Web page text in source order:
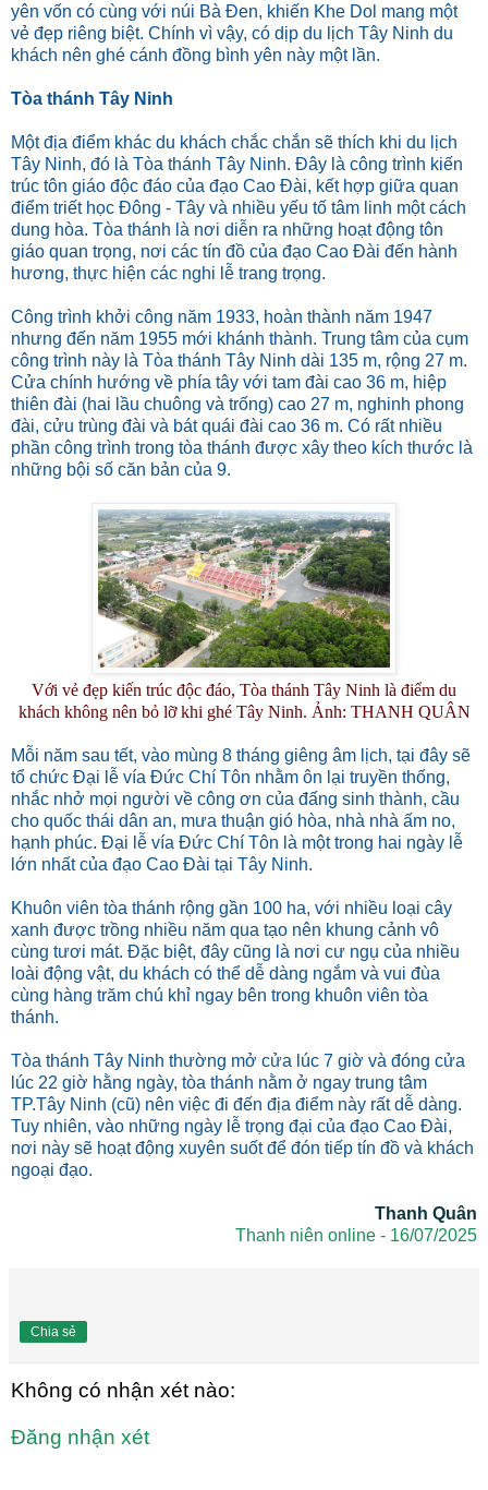
yên vốn có cùng với núi Bà Đen, khiến Khe Dol mang một
vẻ đẹp riêng biệt. Chính vì vậy, có dịp du lịch Tây Ninh du
khách nên ghé cánh đồng bình yên này một lần.
Tòa thánh Tây Ninh
Một địa điểm khác du khách chắc chắn sẽ thích khi du lịch
Tây Ninh, đó là Tòa thánh Tây Ninh. Đây là công trình kiến
trúc tôn giáo độc đáo của đạo Cao Đài, kết hợp giữa quan
điểm triết học Đông - Tây và nhiều yếu tố tâm linh một cách
dung hòa. Tòa thánh là nơi diễn ra những hoạt động tôn
giáo quan trọng, nơi các tín đồ của đạo Cao Đài đến hành
hương, thực hiện các nghi lễ trang trọng.
Công trình khởi công năm 1933, hoàn thành năm 1947
nhưng đến năm 1955 mới khánh thành. Trung tâm của cụm
công trình này là Tòa thánh Tây Ninh dài 135 m, rộng 27 m.
Cửa chính hướng về phía tây với tam đài cao 36 m, hiệp
thiên đài (hai lầu chuông và trống) cao 27 m, nghinh phong
đài, cửu trùng đài và bát quái đài cao 36 m. Có rất nhiều
phần công trình trong tòa thánh được xây theo kích thước là
những bội số căn bản của 9.
Với vẻ đẹp kiến trúc độc đáo, Tòa thánh Tây Ninh là điểm du
khách không nên bỏ lỡ khi ghé Tây Ninh. Ảnh: THANH QUÂN
Mỗi năm sau tết, vào mùng 8 tháng giêng âm lịch, tại đây sẽ
tổ chức Đại lễ vía Đức Chí Tôn nhằm ôn lại truyền thống,
nhắc nhở mọi người về công ơn của đấng sinh thành, cầu
cho quốc thái dân an, mưa thuận gió hòa, nhà nhà ấm no,
hạnh phúc. Đại lễ vía Đức Chí Tôn là một trong hai ngày lễ
lớn nhất của đạo Cao Đài tại Tây Ninh.
Khuôn viên tòa thánh rộng gần 100 ha, với nhiều loại cây
xanh được trồng nhiều năm qua tạo nên khung cảnh vô
cùng tươi mát. Đặc biệt, đây cũng là nơi cư ngụ của nhiều
loài động vật, du khách có thể dễ dàng ngắm và vui đùa
cùng hàng trăm chú khỉ ngay bên trong khuôn viên tòa
thánh.
Tòa thánh Tây Ninh thường mở cửa lúc 7 giờ và đóng cửa
lúc 22 giờ hằng ngày, tòa thánh nằm ở ngay trung tâm
TP.Tây Ninh (cũ) nên việc đi đến địa điểm này rất dễ dàng.
Tuy nhiên, vào những ngày lễ trọng đại của đạo Cao Đài,
nơi này sẽ hoạt động xuyên suốt để đón tiếp tín đồ và khách
ngoại đạo.
Thanh Quân
Thanh niên online - 16/07/2025
Chia sẻ
Không có nhận xét nào:
Đăng nhận xét